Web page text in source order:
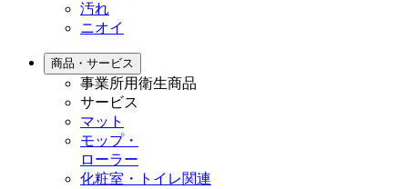
汚れ
ニオイ
商品・サービス
事業所用衛生商品
サービス
マット
モップ・
ローラー
化粧室・トイレ関連